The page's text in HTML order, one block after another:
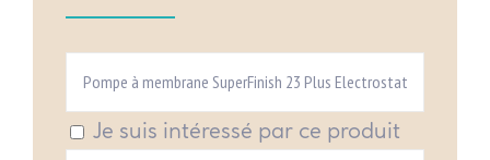
Je suis intéressé par ce produit